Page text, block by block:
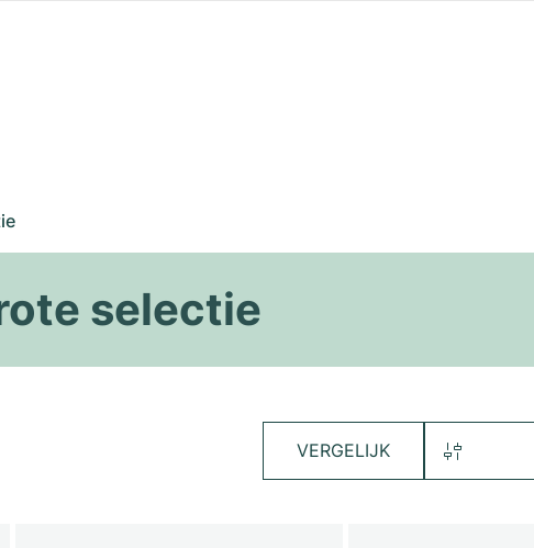
selectie
VERGELIJK